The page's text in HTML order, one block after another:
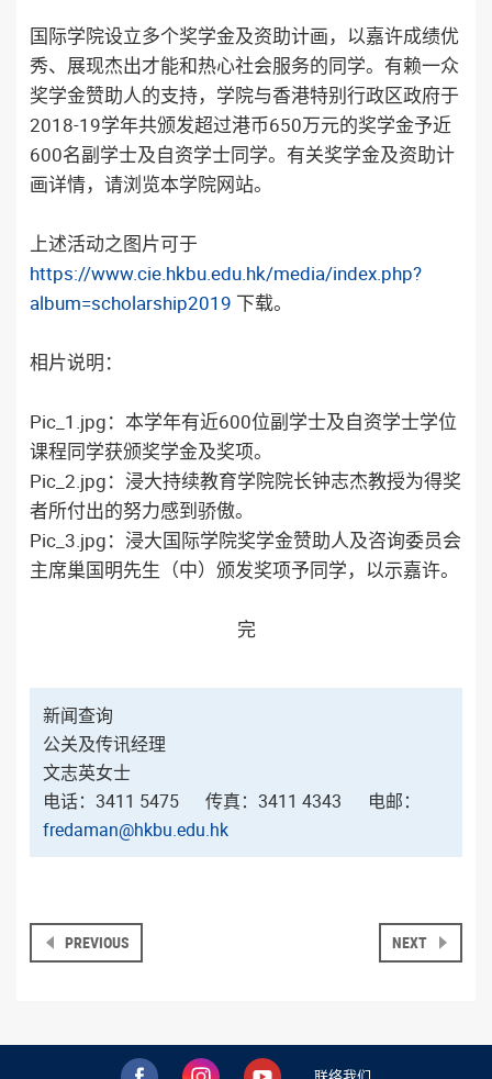
国际学院设立多个奖学金及资助计画，以嘉许成绩优
秀、展现杰出才能和热心社会服务的同学。有赖一众
奖学金赞助人的支持，学院与香港特别行政区政府于
2018-19学年共颁发超过港币650万元的奖学金予近
600名副学士及自资学士同学。有关奖学金及资助计
画详情，请浏览本学院网​​站。
上述活动之图片可于
https://www.cie.hkbu.edu.hk/media/index.php?
album=scholarship2019 下载。
相片说明：
Pic_1.jpg：本学年有近600位副学士及自资学士学位
课程同学获颁奖学金及奖项。
Pic_2.jpg：浸大持续教育学院院长钟志杰教授为得奖
者所付出的努力感到骄傲。
Pic_3.jpg：浸大国际学院奖学金赞助人及咨询委员会
主席巢国明先生（中）颁发奖项予同学，以示嘉许。
完
新闻查询
公关及传讯经理
文志英女士
电话：3411 5475 传真：3411 4343 电邮：
fredaman@hkbu.edu.hk
PREVIOUS NEXT